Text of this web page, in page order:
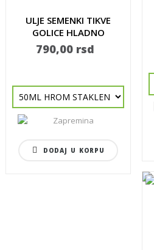
ULJE SEMENKI TIKVE
GOLICE HLADNO
CEĐENO -...
790,00 rsd
DODAJ U KORPU